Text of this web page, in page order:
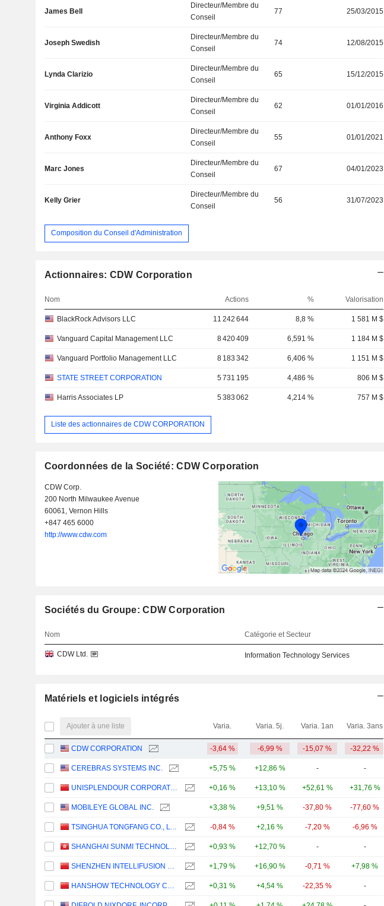
James Bell
Directeur/Membre du
Conseil
77 25/03/2015
Joseph Swedish
Directeur/Membre du
Conseil
74 12/08/2015
Lynda Clarizio
Directeur/Membre du
Conseil
65 15/12/2015
Virginia Addicott
Directeur/Membre du
Conseil
62 01/01/2016
Anthony Foxx
Directeur/Membre du
Conseil
55 01/01/2021
Marc Jones
Directeur/Membre du
Conseil
67 04/01/2023
Kelly Grier
Directeur/Membre du
Conseil
56 31/07/2023
Composition du Conseil d'Administration
Actionnaires: CDW Corporation
Nom Actions % Valorisation
BlackRock Advisors LLC 11 242 644 8,8 % 1 581 M $
Vanguard Capital Management LLC 8 420 409 6,591 % 1 184 M $
Vanguard Portfolio Management LLC 8 183 342 6,406 % 1 151 M $
STATE STREET CORPORATION 5 731 195 4,486 % 806 M $
Harris Associates LP 5 383 062 4,214 % 757 M $
Liste des actionnaires de CDW CORPORATION
Coordonnées de la Société: CDW Corporation
CDW Corp.
200 North Milwaukee Avenue
60061, Vernon Hills
+847 465 6000
http://www.cdw.com
Sociétés du Groupe: CDW Corporation
Nom Catégorie et Secteur
CDW Ltd. Information Technology Services
Matériels et logiciels intégrés
Ajouter à une liste Varia. Varia. 5j. Varia. 1an Varia. 3ans
CDW CORPORATION -3,64 % -6,99 % -15,07 % -32,22 %
CEREBRAS SYSTEMS INC. +5,75 % +12,86 % - -
UNISPLENDOUR CORPORATION LIMITED +0,16 % +13,10 % +52,61 % +31,76 %
MOBILEYE GLOBAL INC. +3,38 % +9,51 % -37,80 % -77,60 %
TSINGHUA TONGFANG CO., LTD. -0,84 % +2,16 % -7,20 % -6,96 %
SHANGHAI SUNMI TECHNOLOGY CO., LTD. +0,93 % +12,70 % - -
SHENZHEN INTELLIFUSION TECHNOLOGIES CO., LTD. +1,79 % +16,90 % -0,71 % +7,98 %
HANSHOW TECHNOLOGY CO., LTD. +0,31 % +4,54 % -22,35 % -